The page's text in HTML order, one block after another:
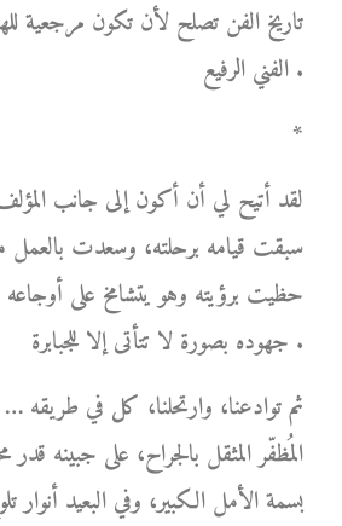
تاريخ الفن تصلح لأن تكون مرجعية
الفني الرفيع .
*
لقد أتيح لي أن أكون إلى جانب المؤلف
سبقت قيامه برحلته، وسعدت بالعمل
حظيت برؤيته وهو يتشامخ على أوجاعه
جهوده بصورة لا تتأتى إلا للجبابرة .
ثم توادعنا، وارتحلنا، كل في
المُظفّر المثقل بالجراح، على جبينه قدر
بسمة الأمل الكبير، وفي البعيد أنوار